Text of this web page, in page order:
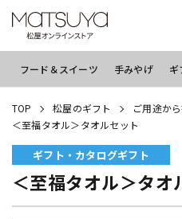
フード＆スイーツ 手みやげ ギ
TOP 松屋のギフト ご用途か
＜至福タオル＞タオルセット
ギフト・カタログギフト
＜至福タオル＞タオ